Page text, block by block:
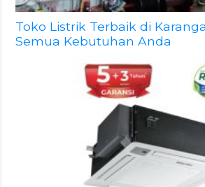
Toko Listrik Terbaik di
Semua Kebutuhan Anda